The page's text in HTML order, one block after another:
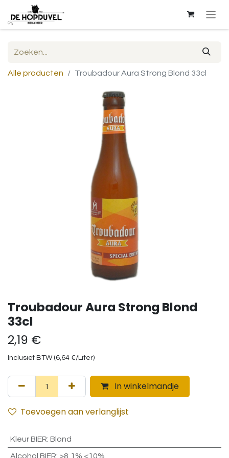
Alle producten Troubadour Aura Strong Blond 33cl
Troubadour Aura Strong Blond
33cl
2,19 €
Inclusief BTW (6,64 €/Liter)
In winkelmandje
Toevoegen aan verlanglijst
Kleur BIER: Blond
Alcohol BIER: >8,1% <10%